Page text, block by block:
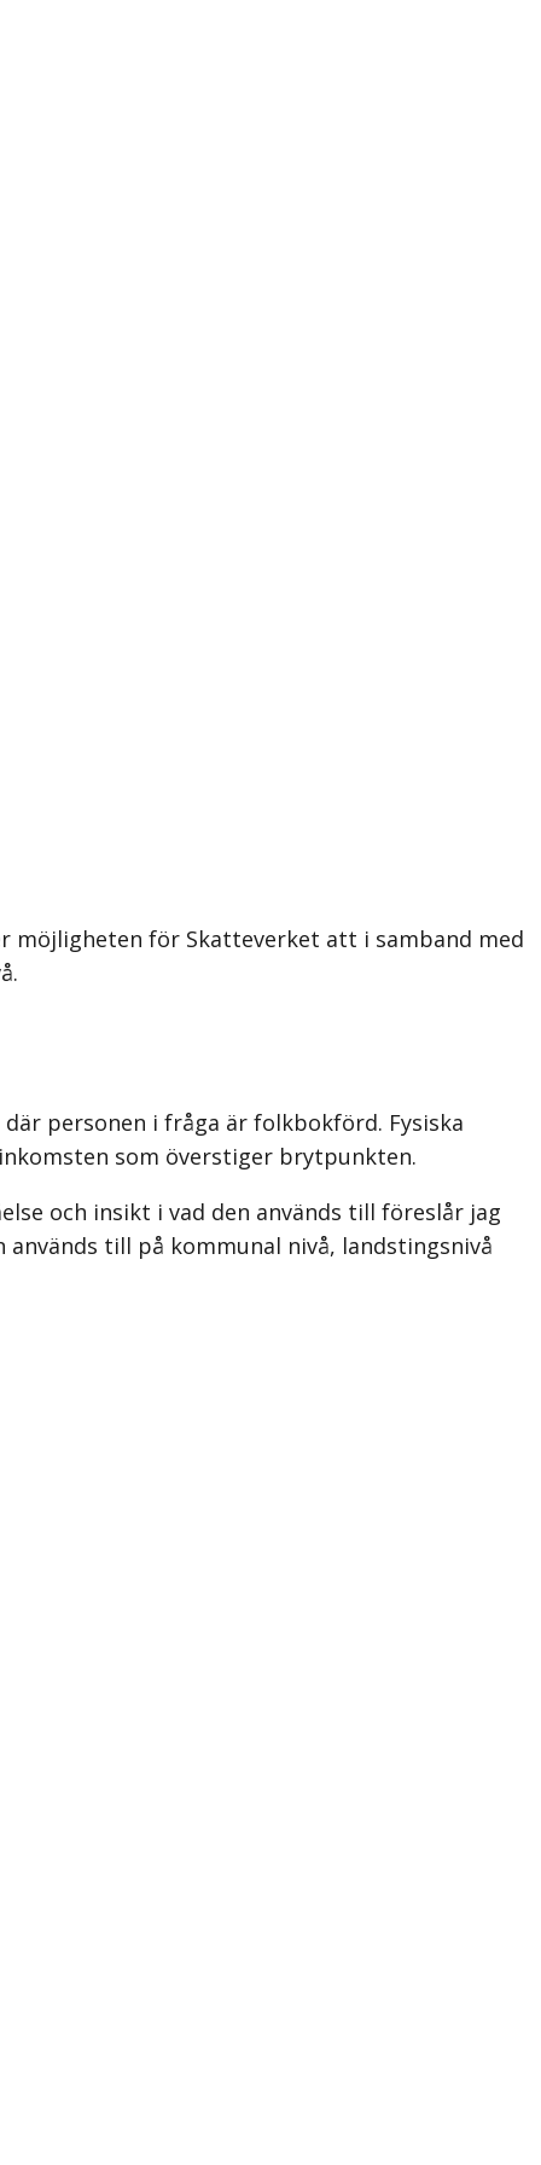
möjligheten för Skatteverket att i samband med
personen i fråga är folkbokförd. Fysiska
som överstiger brytpunkten.
och insikt i vad den används till föreslår jag
till på kommunal nivå, landstingsnivå